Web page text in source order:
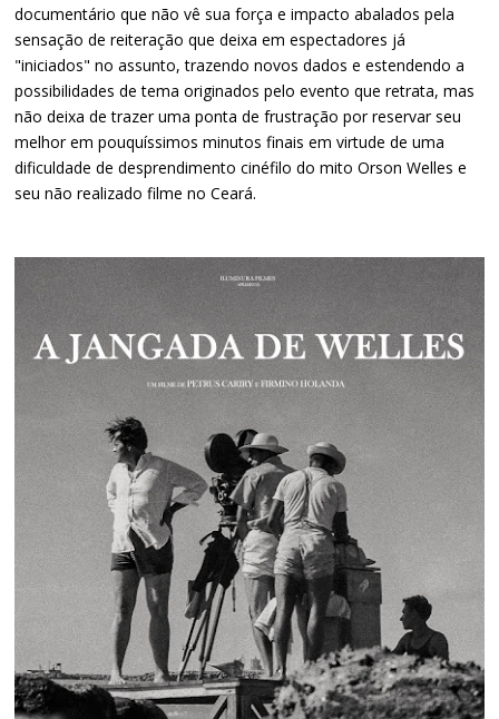
documentário que não vê sua força e impacto abalados pela
sensação de reiteração que deixa em espectadores já
"iniciados" no assunto, trazendo novos dados e estendendo a
possibilidades de tema originados pelo evento que retrata, mas
não deixa de trazer uma ponta de frustração por reservar seu
melhor em pouquíssimos minutos finais em virtude de uma
dificuldade de desprendimento cinéfilo do mito Orson Welles e
seu não realizado filme no Ceará.